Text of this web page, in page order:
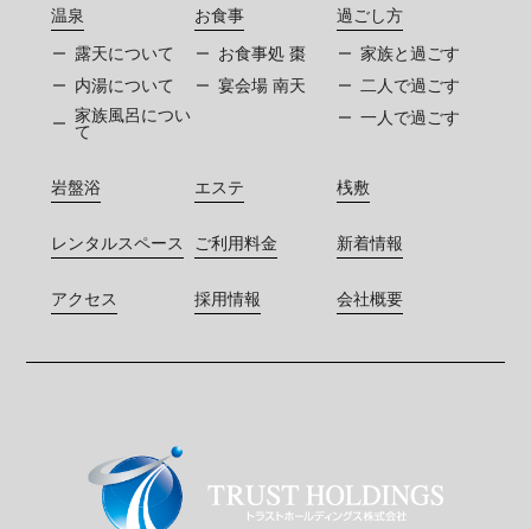
温泉
露天について
内湯について
家族風呂につい
て
お食事
お食事処 棗
宴会場 南天
過ごし方
家族と過ごす
二人で過ごす
一人で過ごす
岩盤浴 エステ 桟敷
レンタルスペース ご利用料金 新着情報
アクセス 採用情報 会社概要